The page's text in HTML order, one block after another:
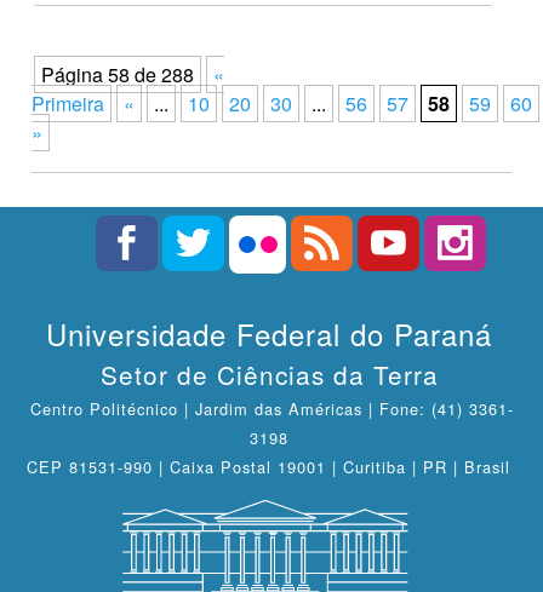
Página 58 de 288
«
Primeira
« ... 10 20 30 ... 56 57 58 59
60
»
Universidade Federal do Paraná
Setor de Ciências da Terra
Centro Politécnico | Jardim das Américas | Fone: (41) 3361-
3198
CEP 81531-990 | Caixa Postal 19001 | Curitiba | PR | Brasil